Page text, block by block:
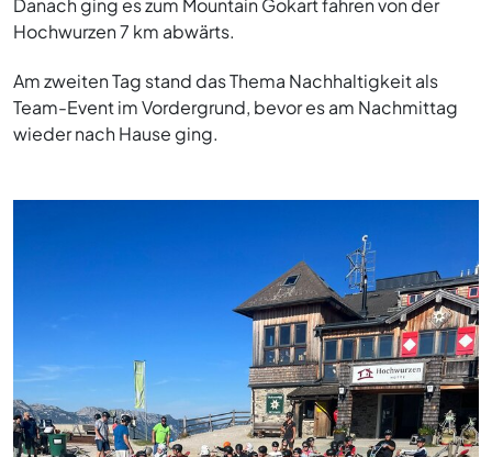
Danach ging es zum Mountain Gokart fahren von der
Hochwurzen 7 km abwärts.
Am zweiten Tag stand das Thema Nachhaltigkeit als
Team-Event im Vordergrund, bevor es am Nachmittag
wieder nach Hause ging.